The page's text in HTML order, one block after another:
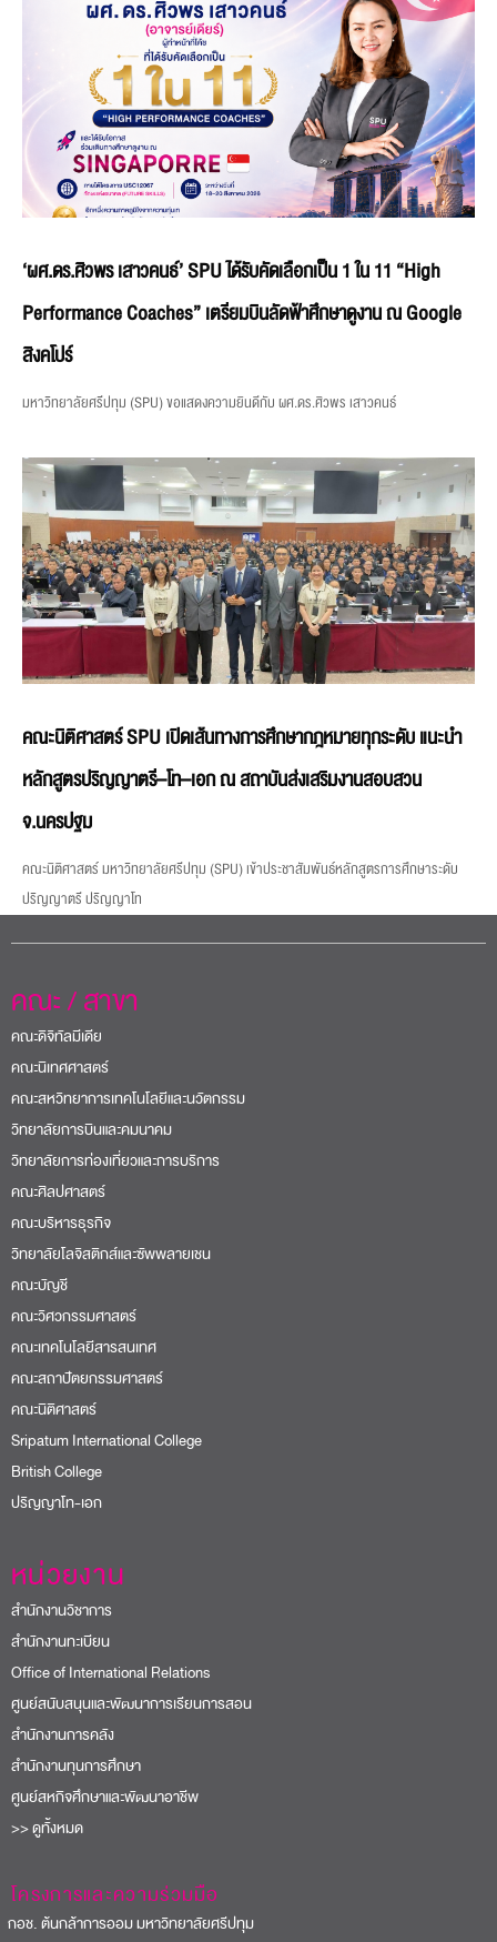
‘ผศ.ดร.ศิวพร เสาวคนธ์’ SPU ได้รับคัดเลือกเป็น 1 ใน 11 “High
Performance Coaches” เตรียมบินลัดฟ้าศึกษาดูงาน ณ Google
สิงคโปร์
มหาวิทยาลัยศรีปทุม (SPU) ขอแสดงความยินดีกับ ผศ.ดร.ศิวพร เสาวคนธ์
คณะนิติศาสตร์ SPU เปิดเส้นทางการศึกษากฎหมายทุกระดับ แนะนำ
หลักสูตรปริญญาตรี–โท–เอก ณ สถาบันส่งเสริมงานสอบสวน
จ.นครปฐม
คณะนิติศาสตร์ มหาวิทยาลัยศรีปทุม (SPU) เข้าประชาสัมพันธ์หลักสูตรการศึกษาระดับ
ปริญญาตรี ปริญญาโท
คณะ / สาขา
คณะดิจิทัลมีเดีย
คณะนิเทศศาสตร์
คณะสหวิทยาการเทคโนโลยีและนวัตกรรม
วิทยาลัยการบินและคมนาคม
วิทยาลัยการท่องเที่ยวและการบริการ
คณะศิลปศาสตร์
คณะบริหารธุรกิจ
วิทยาลัยโลจิสติกส์และซัพพลายเชน
คณะบัญชี
คณะวิศวกรรมศาสตร์
คณะเทคโนโลยีสารสนเทศ
คณะสถาปัตยกรรมศาสตร์
คณะนิติศาสตร์
Sripatum International College
British College
ปริญญาโท-เอก
หน่วยงาน
สำนักงานวิชาการ
สำนักงานทะเบียน
Office of International Relations
ศูนย์สนับสนุนและพัฒนาการเรียนการสอน
สำนักงานการคลัง
สำนักงานทุนการศึกษา
ศูนย์สหกิจศึกษาและพัฒนาอาชีพ
>> ดูทั้งหมด
โครงการและความร่วมมือ
ช. ต้นกล้าการออม มหาวิทยาลัยศรีปทุม